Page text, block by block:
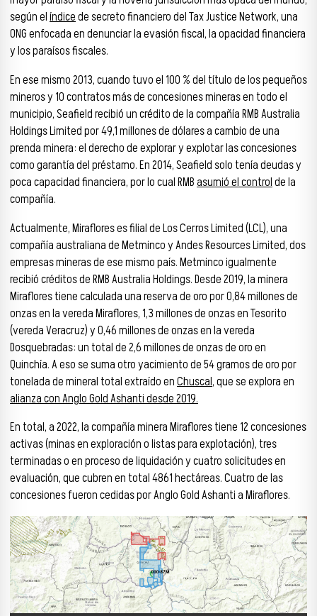
según elíndicede secreto financiero del Tax Justice Network, una
ONG enfocada en denunciar la evasión fiscal, la opacidad financiera
y los paraísos fiscales.
En ese mismo 2013, cuando tuvo el 100 % del título de los pequeños
mineros y 10 contratos más de concesiones mineras en todo el
municipio, Seafield recibió un crédito de la compañía RMB Australia
Holdings Limited por 49,1 millones de dólares a cambio de una
prenda minera: el derecho de explorar y explotar las concesiones
como garantía del préstamo. En 2014, Seafield solo tenía deudas y
poca capacidad financiera, por lo cual RMBasumió el controlde la
compañía.
Actualmente, Miraflores es filial de Los Cerros Limited (LCL), una
compañía australiana de Metminco y Andes Resources Limited, dos
empresas mineras de ese mismo país. Metminco igualmente
recibió créditos de RMB Australia Holdings. Desde 2019, la minera
Miraflores tiene calculada una reserva de oro por 0,84 millones de
onzas en la vereda Miraflores, 1,3 millones de onzas en Tesorito
(vereda Veracruz) y 0,46 millones de onzas en la vereda
Dosquebradas: un total de 2,6 millones de onzas de oro en
Quinchía. A eso se suma otro yacimiento de 54 gramos de oro por
tonelada de mineral total extraído enChuscal, que se explora en
alianza con Anglo Gold Ashanti desde 2019.
En total, a 2022, la compañía minera Miraflores tiene 12 concesiones
activas (minas en exploración o listas para explotación), tres
terminadas o en proceso de liquidación y cuatro solicitudes en
evaluación, que cubren en total 4861 hectáreas. Cuatro de las
concesiones fueron cedidas por Anglo Gold Ashanti a Miraflores.